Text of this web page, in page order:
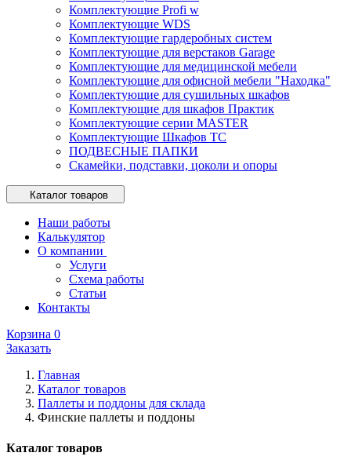
Комплектующие Profi w
Комплектующие WDS
Комплектующие гардеробных систем
Комплектующие для верстаков Garage
Комплектующие для медицинской мебели
Комплектующие для офисной мебели "Находка"
Комплектующие для сушильных шкафов
Комплектующие для шкафов Практик
Комплектующие серии MASTER
Комплектующие Шкафов ТС
ПОДВЕСНЫЕ ПАПКИ
Скамейки, подставки, цоколи и опоры
Каталог товаров
Наши работы
Калькулятор
О компании
Услуги
Схема работы
Статьи
Контакты
Корзина 0
Заказать
Главная
Каталог товаров
Паллеты и поддоны для склада
Финские паллеты и поддоны
Каталог товаров